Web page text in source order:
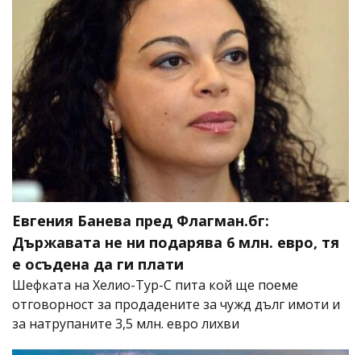
Евгения Банева пред Флагман.бг:
Държавата не ни подарява 6 млн. евро, тя
е осъдена да ги плати
Шефката на Хелио-Тур-С пита кой ще поеме
отговорност за продадените за чужд дълг имоти и
за натрупаните 3,5 млн. евро лихви